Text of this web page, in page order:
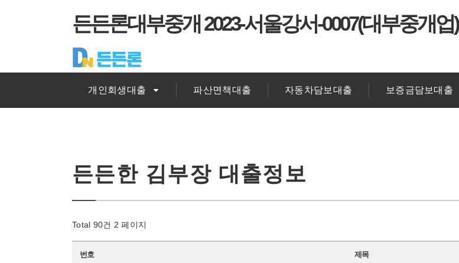
든든론대부중개 2023-서울강서-0007(대부중개업)
개인회생대출 파산면책대출 자동차담보대출 보증금담보대출
든든한 김부장 대출정보
Total 90건 2 페이지
번호 제목